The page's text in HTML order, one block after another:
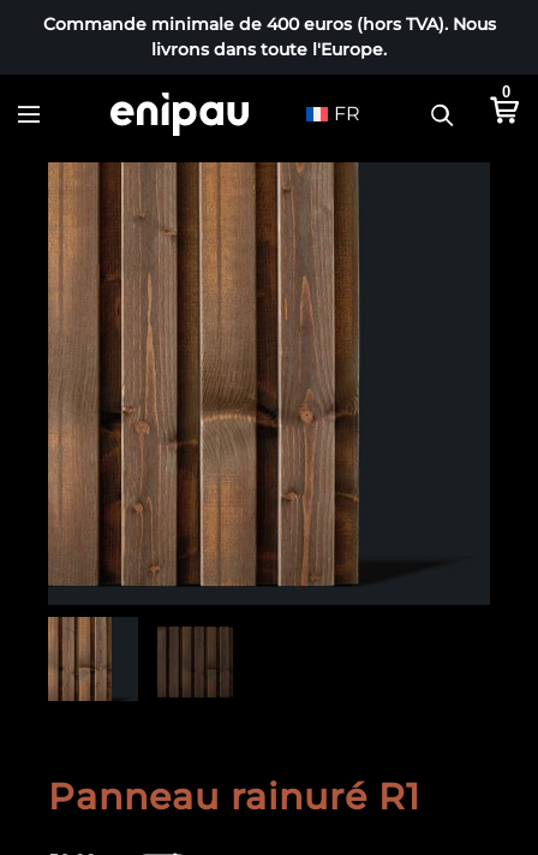
Commande minimale de 400 euros (hors TVA). Nous
livrons dans toute l'Europe.
FR
0
Panneau rainuré R1